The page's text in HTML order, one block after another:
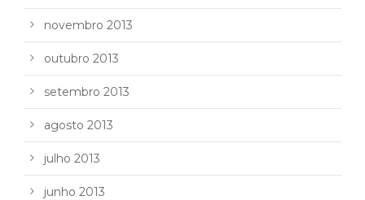
novembro 2013
outubro 2013
setembro 2013
agosto 2013
julho 2013
junho 2013